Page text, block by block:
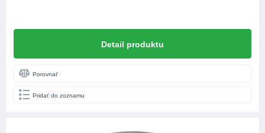
Detail produktu
Porovnať
Pridať do zoznamu